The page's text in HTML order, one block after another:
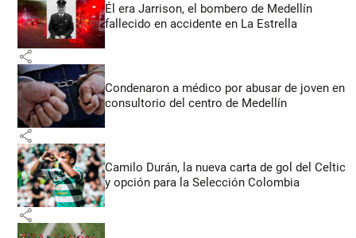
Él era Jarrison, el bombero de Medellín
fallecido en accidente en La Estrella
share
Condenaron a médico por abusar de joven en
consultorio del centro de Medellín
share
Camilo Durán, la nueva carta de gol del Celtic
y opción para la Selección Colombia
share